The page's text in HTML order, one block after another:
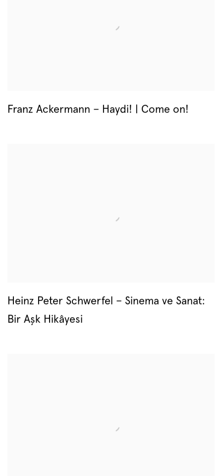
Franz Ackermann – Haydi! | Come on!
Heinz Peter Schwerfel – Sinema ve Sanat:
Bir Aşk Hikâyesi